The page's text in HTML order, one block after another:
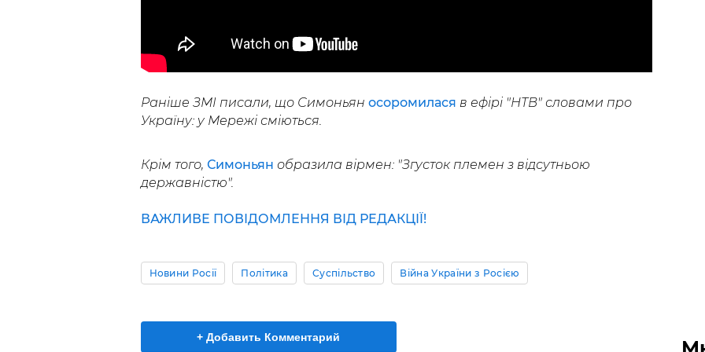
Раніше ЗМІ писали, що Симоньян осоромилася в ефірі "НТВ" словами про
Україну: у Мережі сміються.
Крім того, Симоньян образила вірмен: "Згусток племен з відсутньою
державністю".
ВАЖЛИВЕ ПОВІДОМЛЕННЯ ВІД РЕДАКЦІЇ!
Новини Росії Політика Суспільство Війна України з Росією
+ Добавить Комментарий